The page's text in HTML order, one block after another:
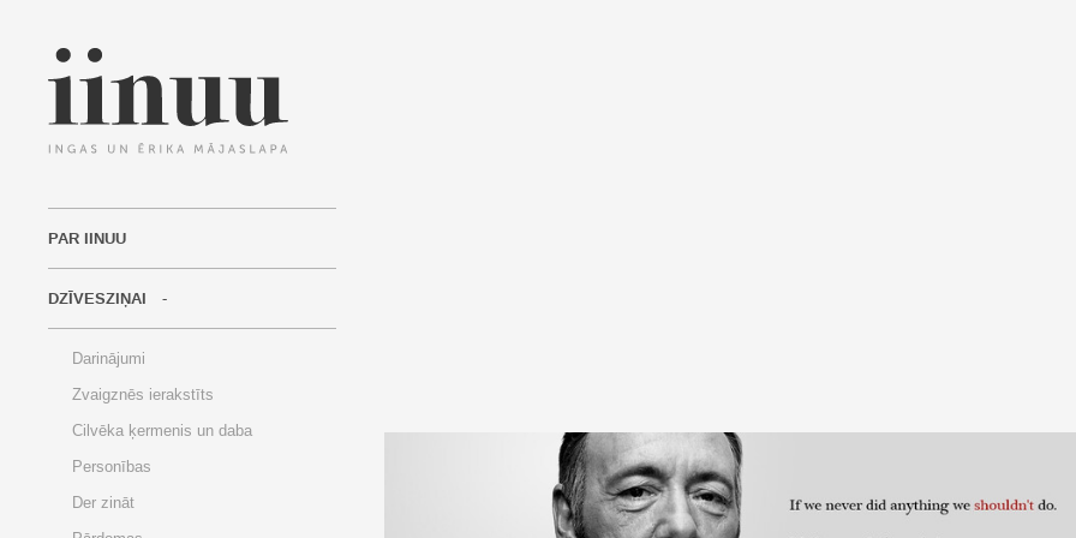
PAR IINUU
DZĪVESZIŅAI
Darinājumi
Zvaigznēs ierakstīts
Cilvēka ķermenis un daba
Personības
Der zināt